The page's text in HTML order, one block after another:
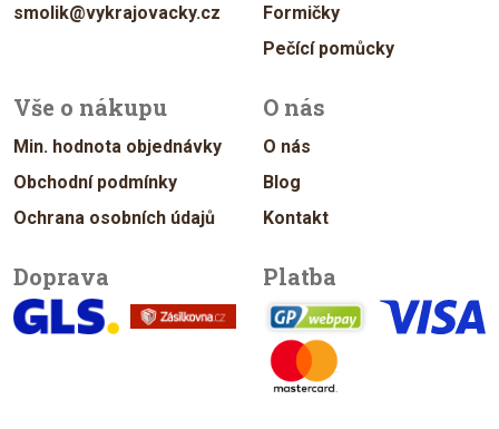
smolik@vykrajovacky.cz
Formičky
Pečící pomůcky
Vše o nákupu
Min. hodnota objednávky
Obchodní podmínky
Ochrana osobních údajů
O nás
O nás
Blog
Kontakt
Doprava Platba